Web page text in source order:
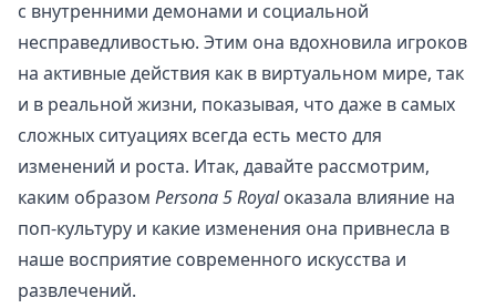
с внутренними демонами и социальной
несправедливостью. Этим она вдохновила игроков
на активные действия как в виртуальном мире, так
и в реальной жизни, показывая, что даже в самых
сложных ситуациях всегда есть место для
изменений и роста. Итак, давайте рассмотрим,
каким образом Persona 5 Royalоказала влияние на
поп-культуру и какие изменения она привнесла в
наше восприятие современного искусства и
развлечений.